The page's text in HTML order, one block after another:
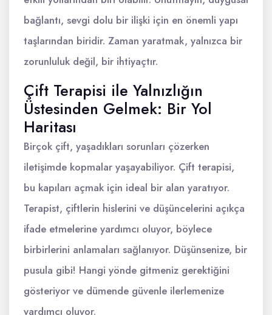
bağlantı, sevgi dolu bir ilişki için en önemli yapı
taşlarından biridir. Zaman yaratmak, yalnızca bir
zorunluluk değil, bir ihtiyaçtır.
Çift Terapisi ile Yalnızlığın
Üstesinden Gelmek: Bir Yol
Haritası
Birçok çift, yaşadıkları sorunları çözerken
iletişimde kopmalar yaşayabiliyor. Çift terapisi,
bu kapıları açmak için ideal bir alan yaratıyor.
Terapist, çiftlerin hislerini ve düşüncelerini açıkça
ifade etmelerine yardımcı oluyor, böylece
birbirlerini anlamaları sağlanıyor. Düşünsenize, bir
pusula gibi! Hangi yönde gitmeniz gerektiğini
gösteriyor ve dümende güvenle ilerlemenize
yardımcı oluyor.